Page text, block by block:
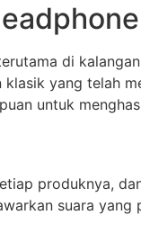
di
yang telah
untuk
produknya,
suara